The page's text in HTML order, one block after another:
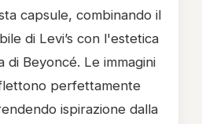
capsule, combinando il
di Levi’s con l'estetica
di Beyoncé. Le immagini
perfettamente
ispirazione dalla